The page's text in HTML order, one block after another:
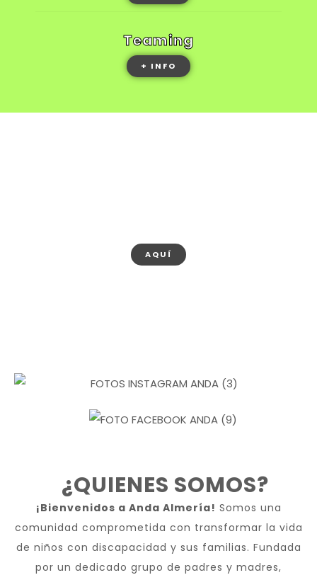
Teaming
+ INFO
AQUÍ
¿QUIENES SOMOS?
¡Bienvenidos a Anda Almería! Somos una
comunidad comprometida con transformar la vida
de niños con discapacidad y sus familias. Fundada
por un dedicado grupo de padres y madres,